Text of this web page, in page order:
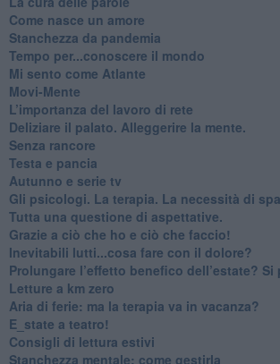
​Come nasce un amore
Stanchezza da pandemia
​Tempo per...conoscere il mondo
​Mi sento come Atlante
​Movi-Mente
​L’importanza del lavoro di rete
​Deliziare il palato. Alleggerire la mente.
​Senza rancore
​Testa e pancia
​Autunno e serie tv
​Gli psicologi. La terapia. La necessità di
​Tutta una questione di aspettative.
​Grazie a ciò che ho e ciò che faccio!
​Inevitabili lutti...cosa fare con il dolore?
Prolungare l’effetto benefico dell’estate? Si
​Letture a km zero
​Aria di ferie: ma la terapia va in vacanza?
​E_state a teatro!
​Consigli di lettura estivi
​Stanchezza mentale: come gestirla